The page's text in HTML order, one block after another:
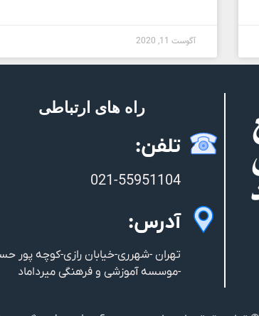
آگوست 11, 2020
راه های ارتباطی
تلفن:
021-55951104
آدرس:
تهران -شهرری-خیابان رازی-کوچه پور
-موسسه آموزشی و فرهنگی میرداماد